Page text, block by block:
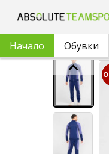
Начало Обувки